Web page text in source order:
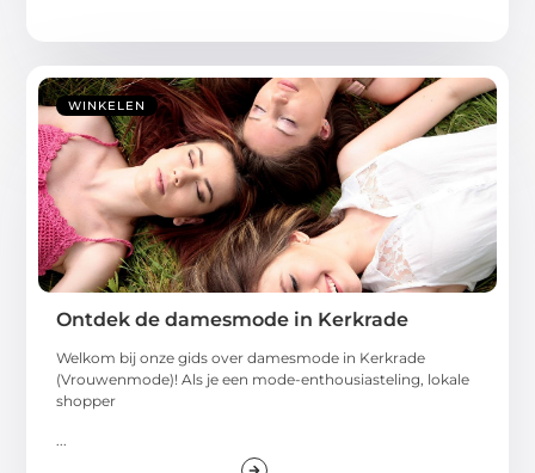
WINKELEN
Ontdek de damesmode in Kerkrade
Welkom bij onze gids over damesmode in Kerkrade
(Vrouwenmode)! Als je een mode-enthousiasteling, lokale
shopper